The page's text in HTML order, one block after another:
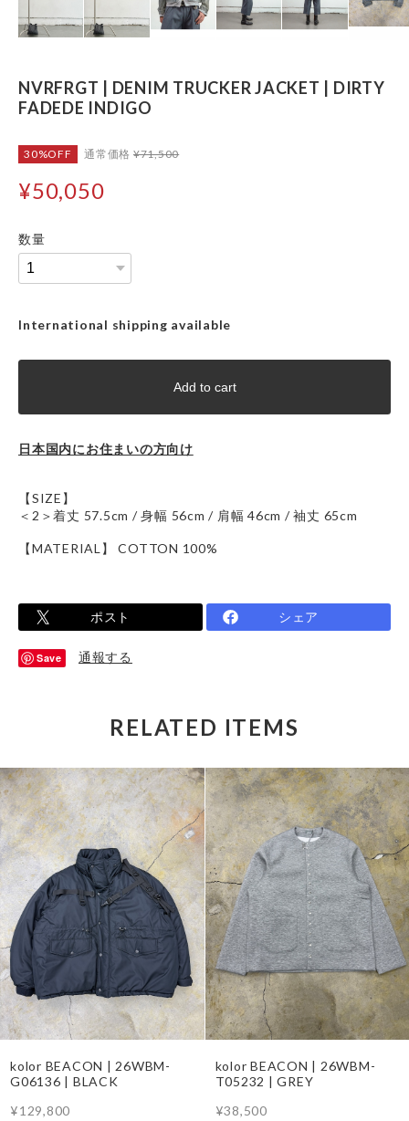
NVRFRGT | DENIM TRUCKER JACKET | DIRTY
FADEDE INDIGO
30%OFF 通常価格 ¥71,500
¥50,050
数量
International shipping available
Add to cart
日本国内にお住まいの方向け
【SIZE】
＜2＞着丈 57.5cm / 身幅 56cm / 肩幅 46cm / 袖丈 65cm
【MATERIAL】 COTTON 100%
ポスト シェア
Save 通報する
RELATED ITEMS
kolor BEACON | 26WBM-
G06136 | BLACK
¥129,800
kolor BEACON | 26WBM-
T05232 | GREY
¥38,500